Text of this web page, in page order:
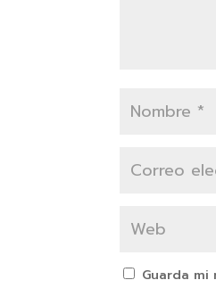
Guarda